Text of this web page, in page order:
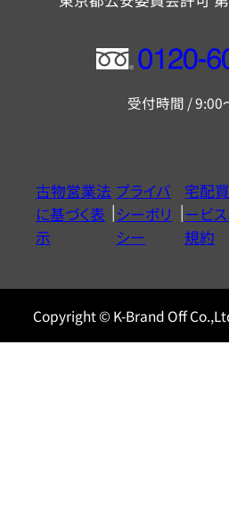
フ
ー
ヤ
ル
0120604117
受付時間 / 9:00
古物営業法
に基づく表
示
プライバ
シーポリ
シー
宅配
ービ
規約
Copyright © K-Brand Off